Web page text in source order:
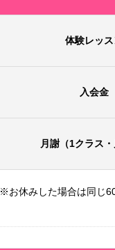
体験レッ
入会金
月謝（1クラス・
※お休みした場合は同じ